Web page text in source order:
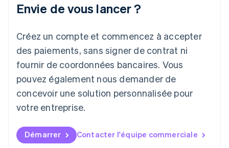
Envie de vous lancer ?
Créez un compte et commencez à accepter
des paiements, sans signer de contrat ni
fournir de coordonnées bancaires. Vous
pouvez également nous demander de
concevoir une solution personnalisée pour
votre entreprise.
Démarrer Contacter l'équipe commerciale
Deutsch English
Luxembourg
FrançaisDeutsch English
Malaisie
English 简体中文
Malte
English
EspañolEnglish
English
Nouvelle-Zélande